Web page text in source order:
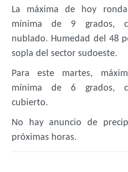
La máxima de hoy
mínima de 9 grados,
nublado. Humedad del 48
sopla del sector sudoeste.
Para este martes,
mínima de 6 grados,
cubierto.
No hay anuncio de
próximas horas.